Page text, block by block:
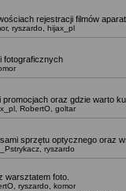
rejestracji filmów
, ryszardo hijax_pl
fotograficznych
oraz gdzie warto
RobertO goltar
sprzętu optycznego oraz
ryszardo
warsztatem foto.
ryszardo
komor